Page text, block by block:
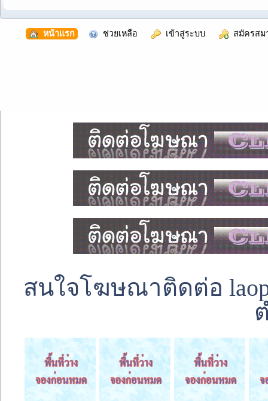
หน้าแรก ช่วยเหลือ เข้าสู่ระบบ สมัครสม
สนใจโฆษณาติดต่อ